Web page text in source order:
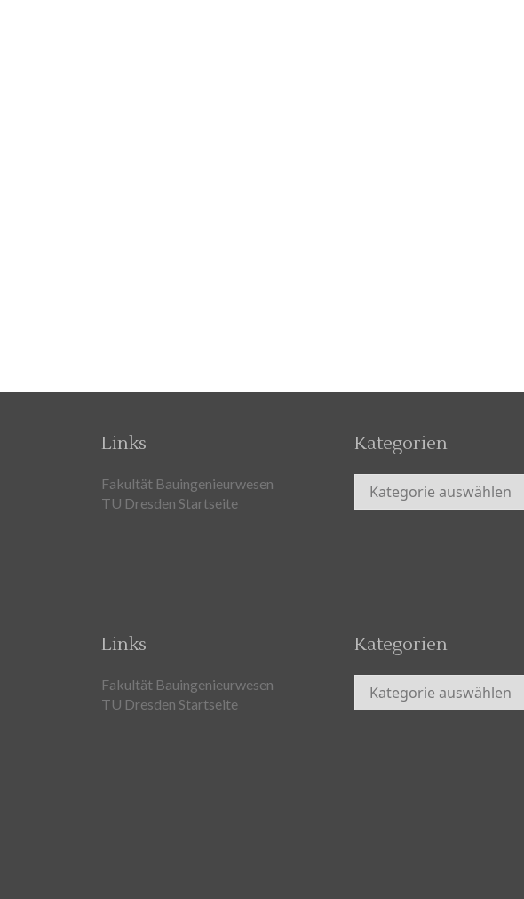
Links
Fakultät Bauingenieurwesen
TU Dresden Startseite
Kategorien
Kategorien
Links
Fakultät Bauingenieurwesen
TU Dresden Startseite
Kategorien
Kategorien